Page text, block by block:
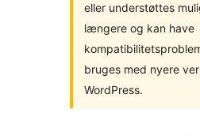
eller understøttes
længere og kan have
bruges med nyere
WordPress.